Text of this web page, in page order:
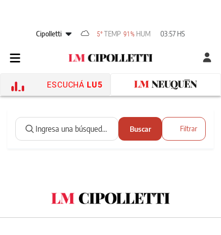
Cipolletti 5° TEMP 91% HUM 03:57 HS
ESCUCHÁ LU5
Buscar Filtrar